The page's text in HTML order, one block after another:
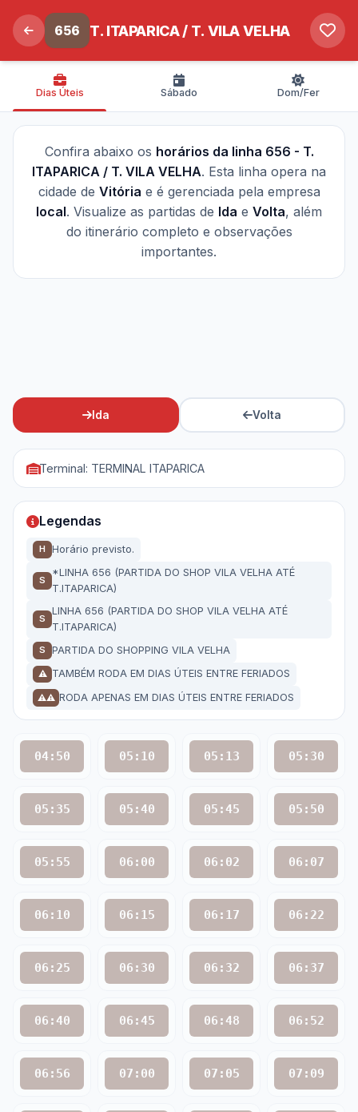
656 T. ITAPARICA / T. VILA VELHA
Dias Úteis Sábado Dom/Fer
Confira abaixo os horários da linha 656 - T.
ITAPARICA / T. VILA VELHA. Esta linha opera na
cidade de Vitória e é gerenciada pela empresa
local. Visualize as partidas de Ida e Volta, além
do itinerário completo e observações
importantes.
Ida Volta
Terminal: TERMINAL ITAPARICA
Legendas
H Horário previsto.
S
*LINHA 656 (PARTIDA DO SHOP VILA VELHA ATÉ
T.ITAPARICA)
S
LINHA 656 (PARTIDA DO SHOP VILA VELHA ATÉ
T.ITAPARICA)
S PARTIDA DO SHOPPING VILA VELHA
⚠ TAMBÉM RODA EM DIAS ÚTEIS ENTRE FERIADOS
⚠⚠ RODA APENAS EM DIAS ÚTEIS ENTRE FERIADOS
04:50 05:10 05:13 05:30
05:35 05:40 05:45 05:50
05:55 06:00 06:02 06:07
06:10 06:15 06:17 06:22
06:25 06:30 06:32 06:37
06:40 06:45 06:48 06:52
06:56 07:00 07:05 07:09